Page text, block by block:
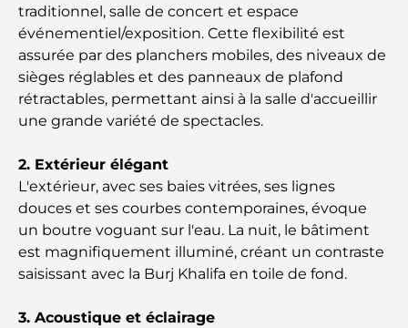
gastronomique inoubliable
Découverte des restaurants de Jumeirah Golf
Estates : un guide culinaire
Dubai Horse Racing: Where Tradition Meets
Cafés à Palm Jumeirah : Guide des meilleurs cafés
et lieux de vie de l’île
Les meilleurs petits-déjeuners de Dubaï : Ma
sélection pour 2026
Comment obtenir un prêt immobilier à Dubaï : le
traditionnel, salle de concert et espace
événementiel/exposition. Cette flexibilité est
assurée par des planchers mobiles, des niveaux de
sièges réglables et des panneaux de plafond
rétractables, permettant ainsi à la salle d'accueillir
une grande variété de spectacles.
2. Extérieur élégant
L'extérieur, avec ses baies vitrées, ses lignes
douces et ses courbes contemporaines, évoque
un boutre voguant sur l'eau. La nuit, le bâtiment
est magnifiquement illuminé, créant un contraste
saisissant avec la Burj Khalifa en toile de fond.
3. Acoustique et éclairage